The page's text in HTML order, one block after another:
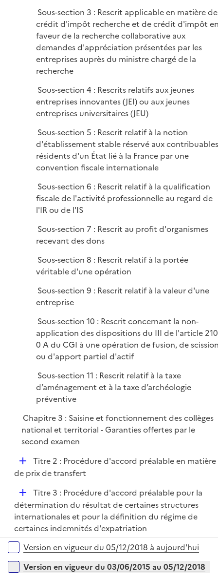
Sous-section 3 : Rescrit applicable en matière de
crédit d'impôt recherche et de crédit d'impôt
faveur de la recherche collaborative aux
demandes d'appréciation présentées par les
entreprises auprès du ministre chargé de la
recherche
Sous-section 4 : Rescrits relatifs aux jeunes
entreprises innovantes (JEI) ou aux jeunes
entreprises universitaires (JEU)
Sous-section 5 : Rescrit relatif à la notion
d'établissement stable réservé aux contribuables
résidents d'un État lié à la France par une
convention fiscale internationale
Sous-section 6 : Rescrit relatif à la qualification
fiscale de l'activité professionnelle au regard de
l'IR ou de l'IS
Sous-section 7 : Rescrit au profit d'organismes
recevant des dons
Sous-section 8 : Rescrit relatif à la portée
véritable d'une opération
Sous-section 9 : Rescrit relatif à la valeur d'une
entreprise
Sous-section 10 : Rescrit concernant la non-
application des dispositions du III de l'article
0 A du CGI à une opération de fusion, de
ou d'apport partiel d'actif
Sous-section 11 : Rescrit relatif à la taxe
d’aménagement et à la taxe d’archéologie
préventive
Chapitre 3 : Saisine et fonctionnement des collèges
national et territorial - Garanties offertes par le
second examen
D
é
i
e
r
Titre 2 : Procédure d'accord préalable en matière
de prix de transfert
D
é
p
l
i
e
r
Titre 3 : Procédure d'accord préalable pour la
détermination du résultat de certaines structures
internationales et pour la définition du régime de
certaines indemnités d'expatriation
Versions sur la période
Version en vigueur du 05/12/2018 à aujourd'hui
Version en vigueur du 03/06/2015 au 05/12/2018